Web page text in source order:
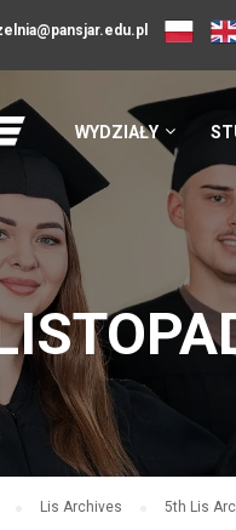
WYDZIAŁY
Lis Archives 5th Lis